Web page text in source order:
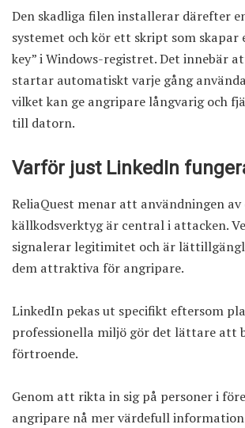
Den skadliga filen installerar därefter
systemet och kör ett skript som skapar
key” i Windows-registret. Det innebär
startar automatiskt varje gång
vilket kan ge angripare långvarig och
till datorn.
Varför just LinkedIn
ReliaQuest menar att användningen av
källkodsverktyg är central i attacken.
signalerar legitimitet och är
dem attraktiva för angripare.
LinkedIn pekas ut specifikt eftersom
professionella miljö gör det lättare att
förtroende.
Genom att rikta in sig på personer i
angripare nå mer värdefull